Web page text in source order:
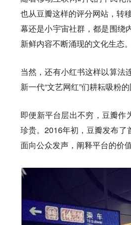
也从豆瓣这样的评分网站，转
幕还是小宇宙社群，都是围绕
新鲜内容不断涌现的文化生态
当然，还有小红书这样以算法
新一代“文艺网红”们耕耘吸粉
即便新平台层出不穷，豆瓣作
珍贵。2016年初，豆瓣发布
面向公众发声，阐释平台的价